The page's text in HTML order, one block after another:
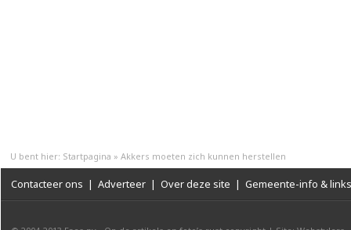
U bent hier: Startpagina » Akkers moeten zich kunnen herstellen
Contacteer ons | Adverteer | Over deze site | Gemeente-info & links